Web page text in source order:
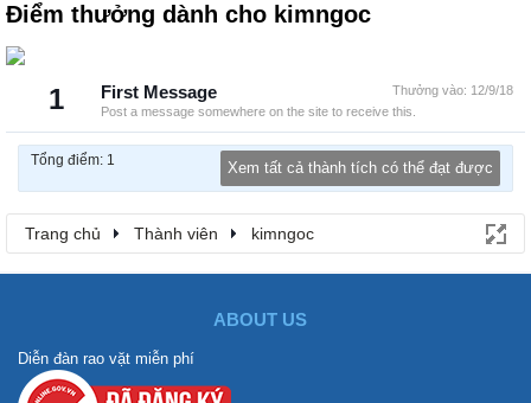
Điểm thưởng dành cho kimngoc
1 Thưởng vào: 12/9/18
First Message
Post a message somewhere on the site to receive this.
Tổng điểm: 1 Xem tất cả thành tích có thể đạt được
Trang chủ Thành viên kimngoc
ABOUT US
Diễn đàn rao vặt miễn phí